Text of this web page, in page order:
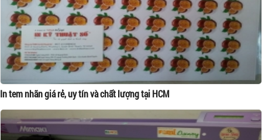
In tem nhãn giá rẻ, uy tín và chất lượng tại HCM